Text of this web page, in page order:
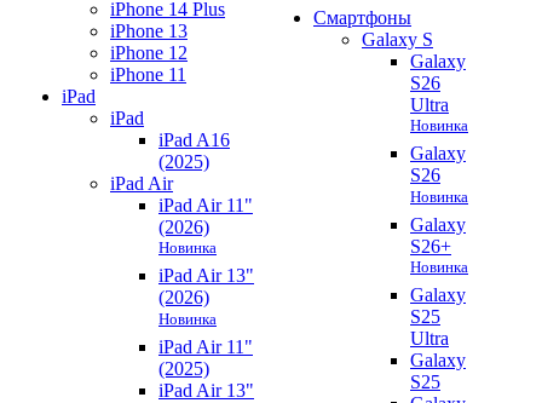
iPhone 14 Plus
iPhone 13
iPhone 12
iPhone 11
iPad
iPad
iPad A16
(2025)
iPad Air
iPad Air 11"
(2026)
Новинка
iPad Air 13"
(2026)
Новинка
iPad Air 11"
(2025)
iPad Air 13"
Смартфоны
Galaxy S
Galaxy
S26
Ultra
Новинка
Galaxy
S26
Новинка
Galaxy
S26+
Новинка
Galaxy
S25
Ultra
Galaxy
S25